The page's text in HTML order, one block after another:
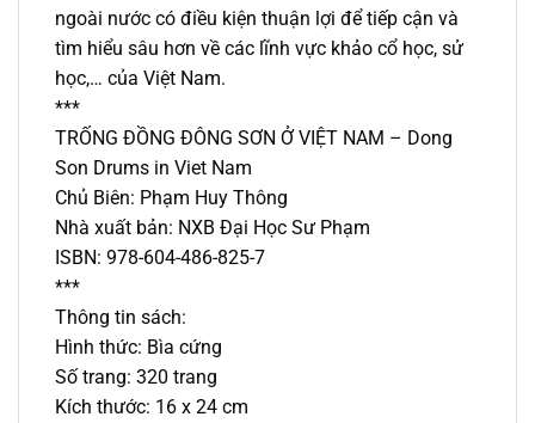
ngoài nước có điều kiện thuận lợi để tiếp cận và
tìm hiểu sâu hơn về các lĩnh vực khảo cổ học, sử
học,… của Việt Nam.
***
TRỐNG ĐỒNG ĐÔNG SƠN Ở VIỆT NAM – Dong
Son Drums in Viet Nam
Chủ Biên: Phạm Huy Thông
Nhà xuất bản: NXB Đại Học Sư Phạm
ISBN: 978-604-486-825-7
***
Thông tin sách:
Hình thức: Bìa cứng
Số trang: 320 trang
Kích thước: 16 x 24 cm